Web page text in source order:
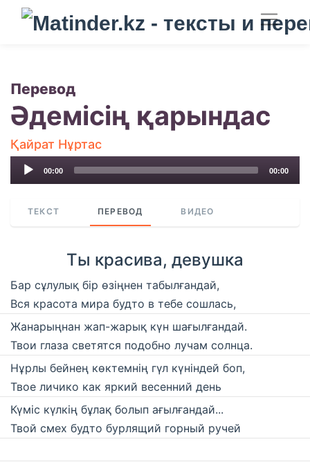
Перевод
Әдемісің қарындас
Қайрат Нұртас
Audio
00:00 00:00
ТЕКСТ ПЕРЕВОД ВИДЕО
Ты красива, девушка
Бар сұлулық бір өзіңнен табылғандай,
Вся красота мира будто в тебе сошлась,
Жанарыңнан жап-жарық күн шағылғандай.
Твои глаза светятся подобно лучам солнца.
Нұрлы бейнең көктемнің гүл күніндей боп,
Твое личико как яркий весенний день
Күміс күлкің бұлақ болып ағылғандай...
Твой смех будто бурлящий горный ручей